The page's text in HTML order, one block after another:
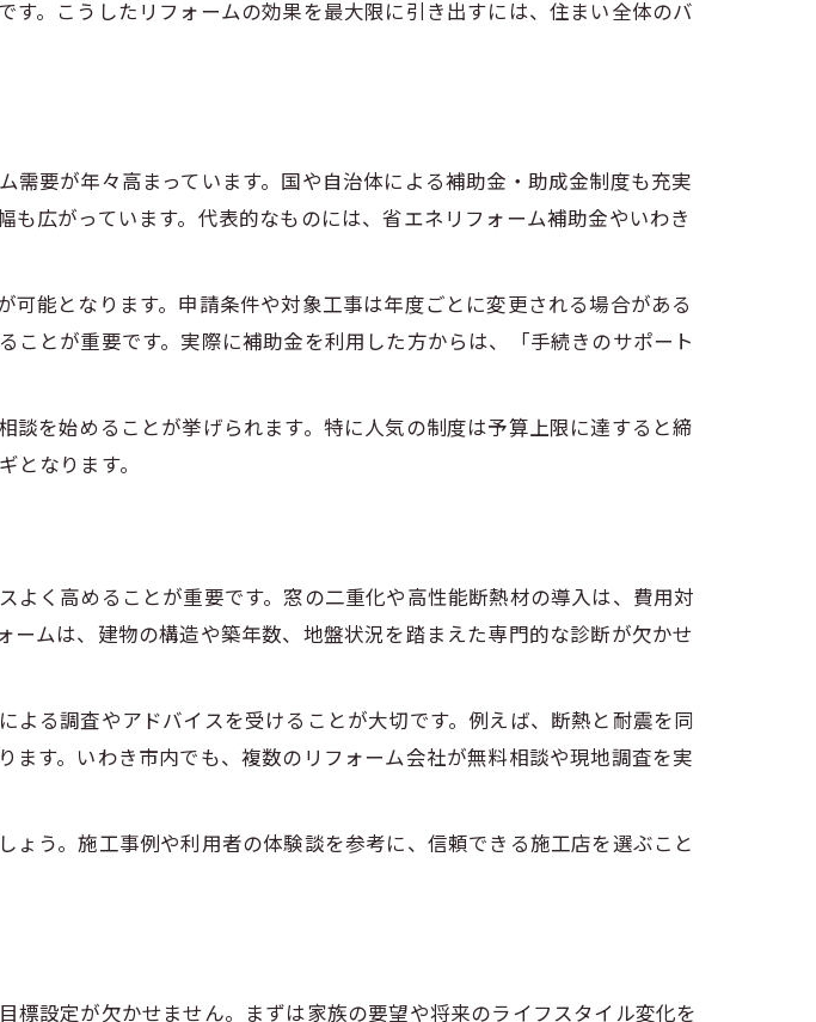
となるリフォーム工事
フォームのポイント解説
ットと補助金活用例
室内環境を手に入れる方法
ための秘訣
の基本と注意点まとめ
とよくある失敗例
時期の上手な調整法
心の住まいづくりを実現
ォーム計画の立て方
まいの見直し術
じたリフォーム提案
。こうしたリフォームの効果を最大限に引き出すには、住まい全体のバ
要が年々高まっています。国や自治体による補助金・助成金制度も充実
広がっています。代表的なものには、省エネリフォーム補助金やいわき
能となります。申請条件や対象工事は年度ごとに変更される場合がある
とが重要です。実際に補助金を利用した方からは、「手続きのサポート
を始めることが挙げられます。特に人気の制度は予算上限に達すると締
となります。
く高めることが重要です。窓の二重化や高性能断熱材の導入は、費用対
ムは、建物の構造や築年数、地盤状況を踏まえた専門的な診断が欠かせ
る調査やアドバイスを受けることが大切です。例えば、断熱と耐震を同
す。いわき市内でも、複数のリフォーム会社が無料相談や現地調査を実
う。施工事例や利用者の体験談を参考に、信頼できる施工店を選ぶこと
設定が欠かせません。まずは家族の要望や将来のライフスタイル変化を